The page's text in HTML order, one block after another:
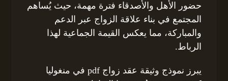
حضور الأهل والأصدقاء فترة مهمة، حيث يُساهم
المجتمع في بناء علاقة الزواج عبر الدعم
والمباركة، مما يعكس القيمة الجماعية لهذا
الرباط.
يبرز نموذج وثيقة عقد زواج pdf في منغوليا